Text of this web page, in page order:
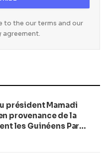
to the our terms and our
agreement.
président Mamadi
provenance de la
les Guinéens Par